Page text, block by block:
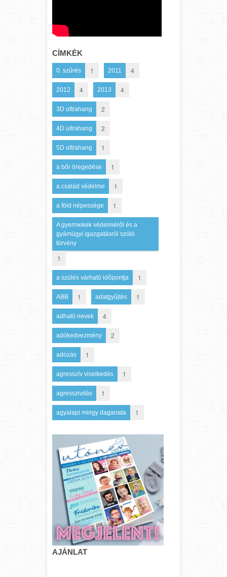
CÍMKÉK
0. szűrés 1 2011 4
2012 4 2013 4
3D ultrahang 2
4D ultrahang 2
5D ultrahang 1
a bőr öregedése 1
a család védelme 1
a föld népessége 1
A gyermekek védelméről és a
gyámügyi igazgatásról szóló
törvény
1
a szülés várható időpontja 1
ABB 1 adatgyűjtés 1
adható nevek 4
adókedvezmény 2
adózás 1
agresszív viselkedés 1
agresszivitás 1
agyalapi mirigy daganata 1
AJÁNLAT